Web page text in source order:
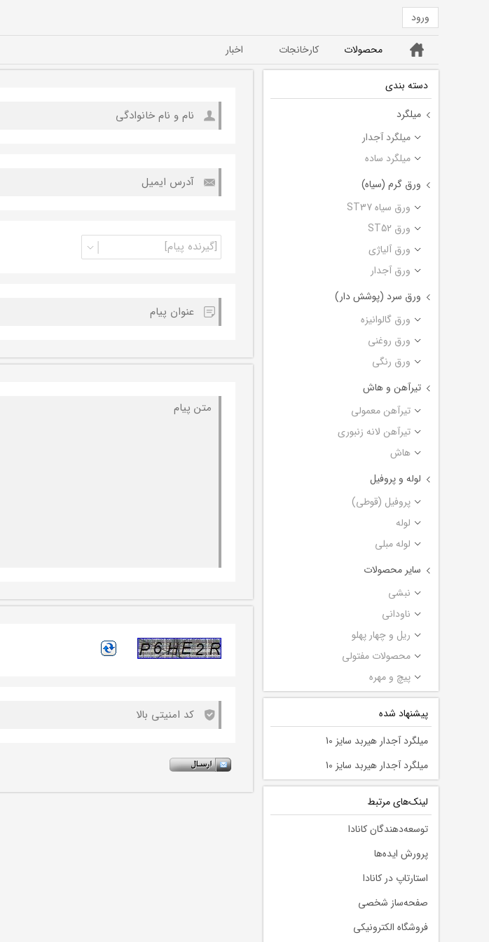
ورود
خانه محصولات کارخانجات اخبار
دسته بندی
میلگرد
میلگرد آجدار
میلگرد ساده
ورق گرم (سیاه)
ورق سیاه ST37
ورق ST52
ورق آلیاژی
ورق آجدار
ورق سرد (پوشش دار)
ورق گالوانیزه
ورق روغنی
ورق رنگی
تیرآهن و هاش
تیرآهن معمولی
تیرآهن لانه زنبوری
هاش
لوله و پروفیل
پروفیل (قوطی)
لوله
لوله مبلی
سایر محصولات
نبشی
ناودانی
ریل و چهار پهلو
محصولات مفتولی
پیچ و مهره
پیشنهاد شده
میلگرد آجدار هیربد سایز 10
میلگرد آجدار هیربد سایز 10
لينك‌های مرتبط
توسعه‌دهندگان کانادا
پرورش ایده‌ها
استارتاپ در کانادا
صفحه‌ساز شخصی
فروشگاه الکترونیکی